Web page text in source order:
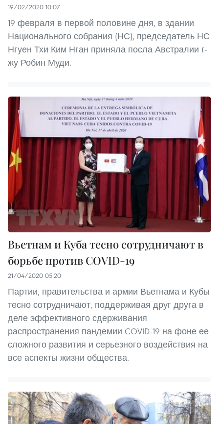
19/02/2020 10:07
19 февраля в первой половине дня, в здании
Национального собрания (НС), председатель НС
Нгуен Тхи Ким Нган приняла посла Австралии г-
жу Робин Муди.
Вьетнам и Куба тесно сотрудничают в
борьбе против COVID-19
21/04/2020 05:20
Партии, правительства и армии Вьетнама и Кубы
тесно сотрудничают, поддерживая друг друга в
деле эффективного сдерживания
распространения пандемии COVID-19 на фоне ее
сложного развития и серьезного воздействия на
все аспекты жизни общества.